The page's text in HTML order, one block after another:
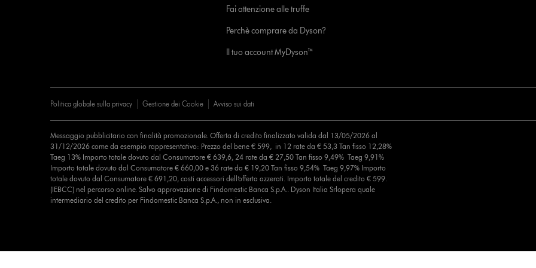
Fai attenzione alle truffe
Perchè comprare da Dyson?
Il tuo account MyDyson™
Politica globale sulla privacy Gestione dei Cookie Avviso sui dati
Messaggio pubblicitario con finalità promozionale. Offerta di credito finalizzato valida dal 13/05/2026 al
31/12/2026 come da esempio rappresentativo: Prezzo del bene € 599, in 12 rate da € 53,3 Tan fisso 12,28%
Taeg 13% Importo totale dovuto dal Consumatore € 639,6, 24 rate da € 27,50 Tan fisso 9,49% Taeg 9,91%
Importo totale dovuto dal Consumatore € 660,00 e 36 rate da € 19,20 Tan fisso 9,54% Taeg 9,97% Importo
totale dovuto dal Consumatore € 691,20, costi accessori dell’offerta azzerati. Importo totale del credito € 599.
(IEBCC) nel percorso online. Salvo approvazione di Findomestic Banca S.p.A.. Dyson Italia Srlopera quale
intermediario del credito per Findomestic Banca S.p.A., non in esclusiva.